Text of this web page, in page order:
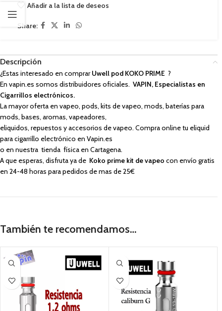
Añadir a la lista de deseos
Share:
Descripción
¿Estas interesado en comprarUwell pod KOKO PRIME ?
En vapin.es somos distribuidores oficiales. VAPIN, Especialistas en
Cigarrillos electrónicos.
La mayor oferta en vapeo, pods, kits de vapeo, mods, baterías para
mods, bases, aromas, vapeadores,
eliquidos, repuestos y accesorios de vapeo. Compra online tu eliquid
para cigarrillo electrónico en Vapin.es
o en nuestra tienda física en Cartagena.
A que esperas, disfruta ya de Koko prime kit de vapeo con envío gratis
en 24-48 horas para pedidos de mas de 25€
También te recomendamos…